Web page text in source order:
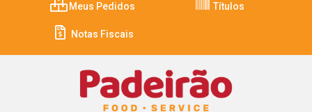
Meus Pedidos Títulos
Notas Fiscais